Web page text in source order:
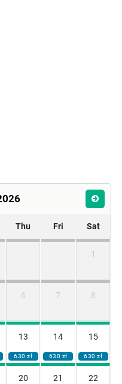
Thu Fri Sat
1
6 7 8
13
630 zł
14
630 zł
15
630 zł
20 21 22